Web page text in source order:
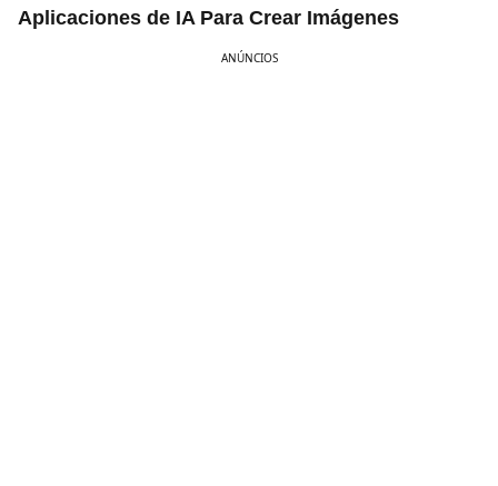
Aplicaciones de IA Para Crear Imágenes
ANÚNCIOS